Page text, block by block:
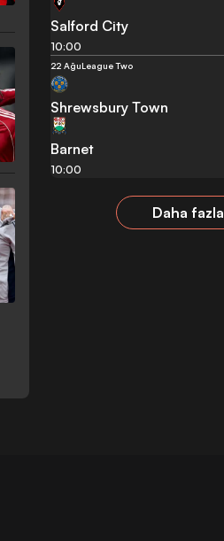
Salford City
10:00
22 AğuLeague Two
Shrewsbury Town
Barnet
10:00
Daha fazla